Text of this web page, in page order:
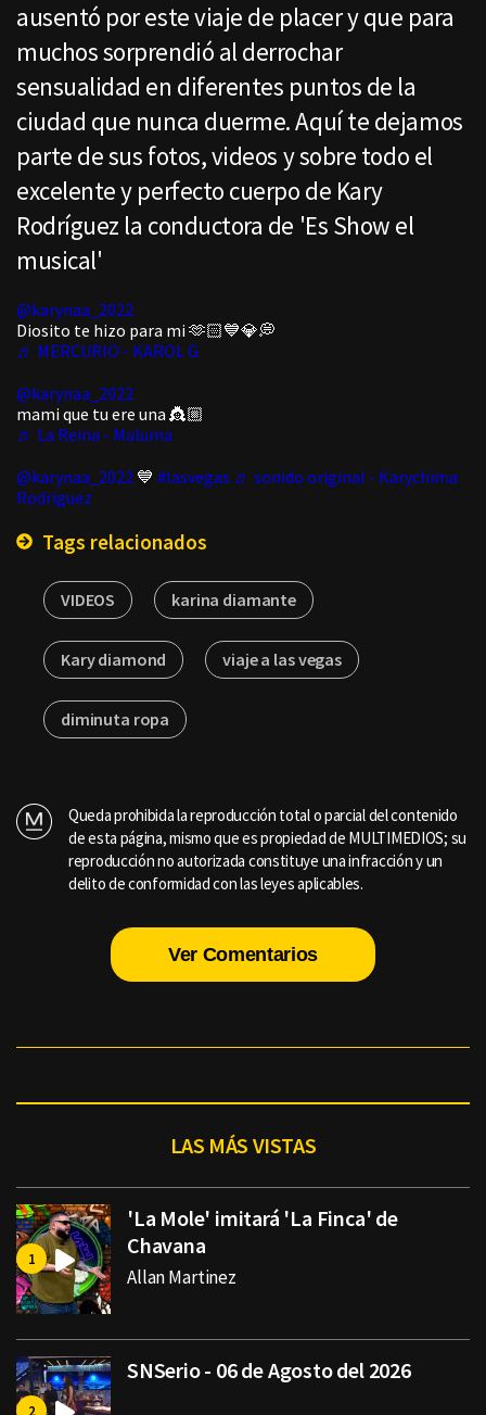
ausentó por este viaje de placer y que para
muchos sorprendió al derrochar
sensualidad en diferentes puntos de la
ciudad que nunca duerme. Aquí te dejamos
parte de sus fotos, videos y sobre todo el
excelente y perfecto cuerpo de Kary
Rodríguez la conductora de 'Es Show el
musical'
@karynaa_2022
Diosito te hizo para mi 🫶🏻💙💎💭
♬ MERCURIO - KAROL G
@karynaa_2022
mami que tu ere una 👸🏼
♬ La Reina - Maluma
@karynaa_2022 💙 #lasvegas ♬ sonido original - Karychima
Rodriguez
Tags relacionados
VIDEOS karina diamante
Kary diamond viaje a las vegas
diminuta ropa
Queda prohibida la reproducción total o parcial del contenido
de esta página, mismo que es propiedad de MULTIMEDIOS; su
reproducción no autorizada constituye una infracción y un
delito de conformidad con las leyes aplicables.
Ver Comentarios
LAS MÁS VISTAS
'La Mole' imitará 'La Finca' de
Chavana
Allan Martinez
SNSerio - 06 de Agosto del 2026